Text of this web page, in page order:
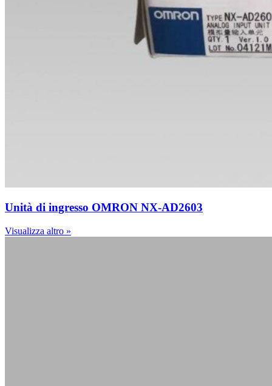
Unità di ingresso OMRON NX-AD2603
Visualizza altro »